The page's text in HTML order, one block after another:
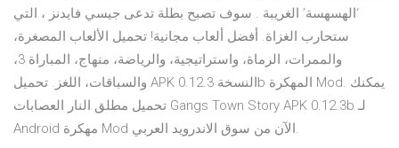
‘الهسهسة’ الغريبة . سوف تصبح بطلة تدعى جيسي فايدنز ، التي
ستحارب الغزاة. أفضل ألعاب مجانية! تحميل الألعاب المصغرة،
والممرات، الرماة، واستراتيجية، والرياضة، منهاج، المباراة 3،
والسباقات، اللغز. تحميل APK النسخة 0.12.3b المهكرة Mod. يمكنك
تحميل مطلق النار العصابات Gangs Town Story APK 0.12.3b لـ
Android مهكرة Mod الآن من سوق الاندرويد العربي.